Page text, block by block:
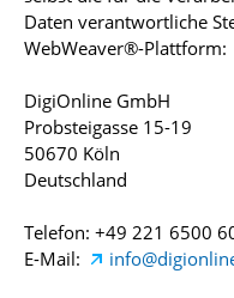
Daten verantwortliche
WebWeaver®-Plattform:
DigiOnline GmbH
Probsteigasse 15-19
50670 Köln
Deutschland
Telefon: +49 221 6500
E-Mail: